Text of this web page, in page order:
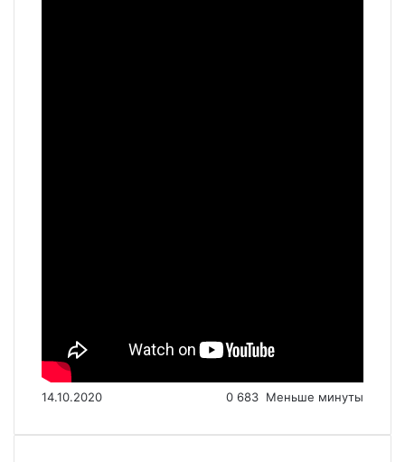
14.10.2020 0 683 Меньше минуты